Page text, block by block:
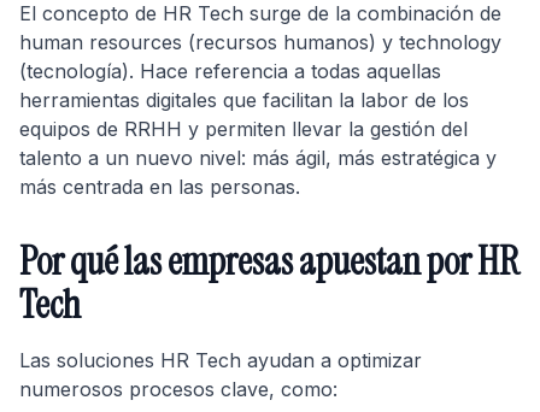
El concepto de HR Tech surge de la combinación de
human resources (recursos humanos) y technology
(tecnología). Hace referencia a todas aquellas
herramientas digitales que facilitan la labor de los
equipos de RRHH y permiten llevar la gestión del
talento a un nuevo nivel: más ágil, más estratégica y
más centrada en las personas.
Por qué las empresas apuestan por HR
Tech
Las soluciones HR Tech ayudan a optimizar
numerosos procesos clave, como: